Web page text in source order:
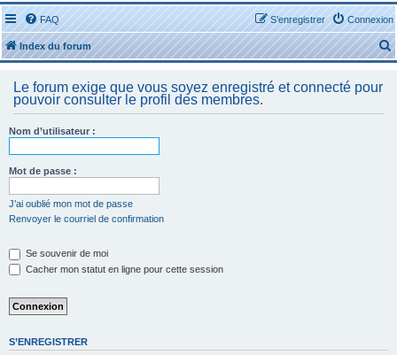
FAQ Connexion
S’enregistrer
Index du forum
e
Le forum exige que vous soyez enregistré et connecté pour
pouvoir consulter le profil des membres.
Nom d’utilisateur :
Mot de passe :
J’ai oublié mon mot de passe
Renvoyer le courriel de confirmation
Se souvenir de moi
Cacher mon statut en ligne pour cette session
S’ENREGISTRER